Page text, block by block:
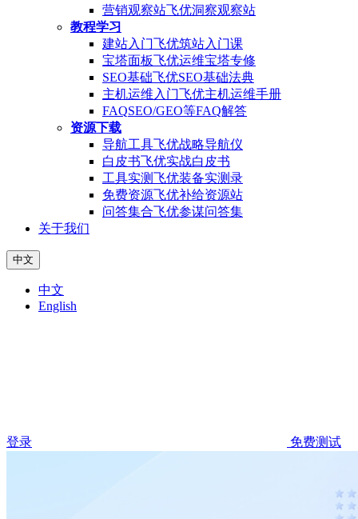
营销观察站飞优洞察观察站
教程学习
建站入门飞优筑站入门课
宝塔面板飞优运维宝塔专修
SEO基础飞优SEO基础法典
主机运维入门飞优主机运维手册
FAQSEO/GEO等FAQ解答
资源下载
导航工具飞优战略导航仪
白皮书飞优实战白皮书
工具实测飞优装备实测录
免费资源飞优补给资源站
问答集合飞优参谋问答集
关于我们
中文
中文
English
登录 免费测试